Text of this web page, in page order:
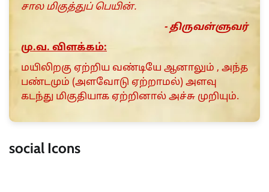
சால மிகுத்துப் பெயின்.
- திருவள்ளுவர்
மு.வ. விளக்கம்:
மயிலிறகு ஏற்றிய வண்டியே ஆனாலும் , அந்த
பண்டமும் (அளவோடு ஏற்றாமல்) அளவு
கடந்து மிகுதியாக ஏற்றினால் அச்சு முறியும்.
social Icons